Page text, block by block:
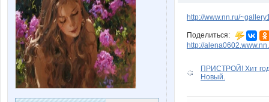
http://www.nn.ru/
Поделиться:
http://
ПРИСТРОЙ! Хит
Новый.